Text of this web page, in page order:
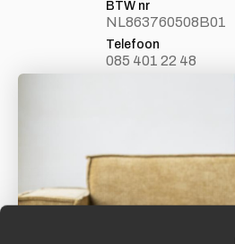
BTW nr
NL863760508B01
Telefoon
085 401 22 48
Laat je inspireren
Facebook